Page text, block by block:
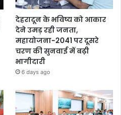
देहरादून के भविष्य को आकार
देने उमड़ रही जनता,
महायोजना-2041 पर दूसरे
चरण की सुनवाई में बढ़ी
भागीदारी
6 days ago